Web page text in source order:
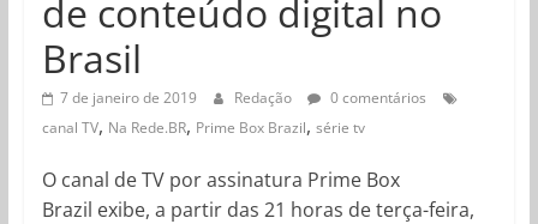
de conteúdo digital no
Brasil
7 de janeiro de 2019 Redação
0 comentários
canal TV, Na Rede.BR, Prime Box Brazil, série tv
O canal de TV por assinatura Prime Box
Brazil exibe, a partir das 21 horas de terça-feira,